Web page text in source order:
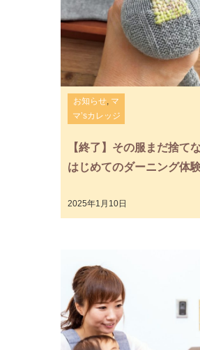
お知らせ, マ
マ’sカレッジ
【終了】その服まだ捨て
はじめてのダーニング体
2025年1月10日